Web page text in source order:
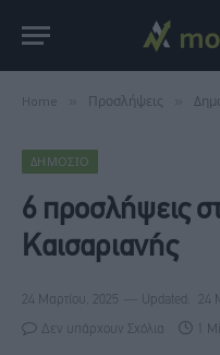
Home Προσλήψεις
ΔΗΜΌΣΙΟ
6 προσλήψεις
Καισαριανής
24 Μαρτίου, 2025 Updated: 24
Δεν υπάρχουν Σχόλια 1